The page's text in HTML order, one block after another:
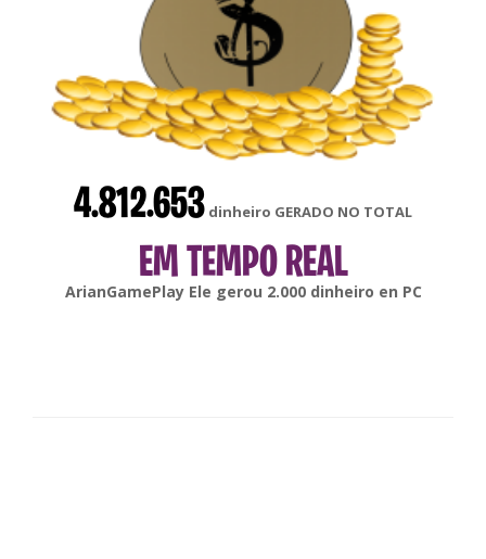
4.812.653 dinheiro GERADO NO TOTAL
EM TEMPO REAL
gonsabellaEle gerou6.000dinheiro enAndroid